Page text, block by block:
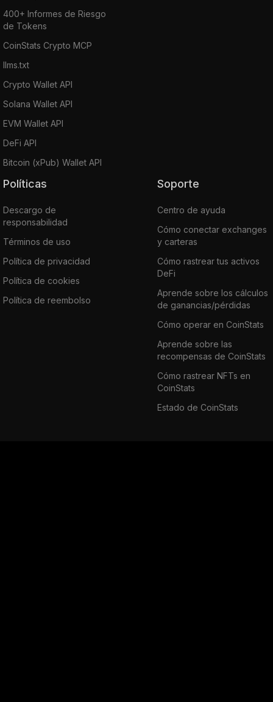
400+ Informes de Riesgo
de Tokens
CoinStats Crypto MCP
llms.txt
Crypto Wallet API
Solana Wallet API
EVM Wallet API
DeFi API
Bitcoin (xPub) Wallet API
Políticas
Descargo de
responsabilidad
Términos de uso
Política de privacidad
Política de cookies
Política de reembolso
Soporte
Centro de ayuda
Cómo conectar exchanges
y carteras
Cómo rastrear tus activos
DeFi
Aprende sobre los cálculos
de ganancias/pérdidas
Cómo operar en CoinStats
Aprende sobre las
recompensas de CoinStats
Cómo rastrear NFTs en
CoinStats
Estado de CoinStats